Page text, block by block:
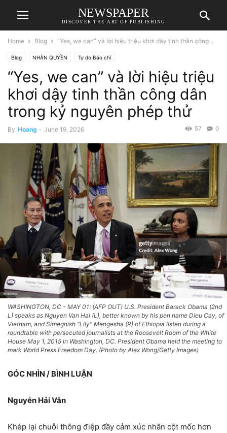
NEWSPAPER
DISCOVER THE ART OF PUBLISHING
Home Blog “Yes, we can” và lời hiệu triệu khơi dậy tinh thần công...
Blog NHÂN QUYỀN Tự do Báo chí
“Yes, we can” và lời hiệu triệu
khơi dậy tinh thần công dân
trong kỷ nguyên phép thử
By Hoang - June 19, 2026 0
57
WASHINGTON, DC - MAY 01: (AFP OUT) U.S. President Barack Obama (2nd
L) speaks as Nguyen Van Hai (L), better known by his pen name Dieu Cay, of
Vietnam, and Simegnish "Lily" Mengesha (R) of Ethiopia listen during a
roundtable with persecuted journalists at the Roosevelt Room of the White
House May 1, 2015 in Washington, DC. President Obama held the meeting to
mark World Press Freedom Day. (Photo by Alex Wong/Getty Images)
GÓC NHÌN / BÌNH LUẬN
Nguyễn Hải Văn
Khép lại chuỗi thông điệp đầy cảm xúc nhân cột mốc hơn